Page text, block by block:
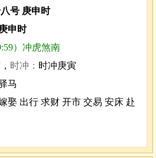
号 庚申时
申时
）冲虎煞南
时冲： 时冲庚寅
马
娶 出行 求财 开市 交易 安床 赴